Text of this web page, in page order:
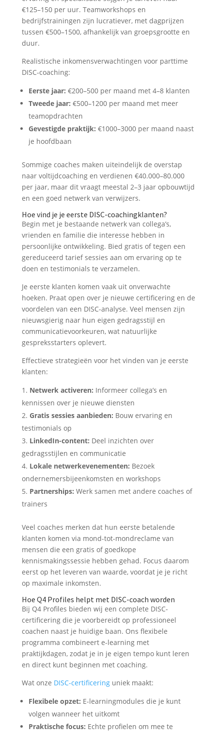
€125–150 per uur. Teamworkshops en
bedrijfstrainingen zijn lucratiever, met dagprijzen
tussen €500–1500, afhankelijk van groepsgrootte en
duur.
Realistische inkomensverwachtingen voor parttime
DISC-coaching:
Eerste jaar: €200–500 per maand met 4–8 klanten
Tweede jaar: €500–1200 per maand met meer
teamopdrachten
Gevestigde praktijk: €1000–3000 per maand naast
je hoofdbaan
Sommige coaches maken uiteindelijk de overstap
naar voltijdcoaching en verdienen €40.000–80.000
per jaar, maar dit vraagt meestal 2–3 jaar opbouwtijd
en een goed netwerk van verwijzers.
Hoe vind je je eerste DISC-coachingklanten?
Begin met je bestaande netwerk van collega’s,
vrienden en familie die interesse hebben in
persoonlijke ontwikkeling. Bied gratis of tegen een
gereduceerd tarief sessies aan om ervaring op te
doen en testimonials te verzamelen.
Je eerste klanten komen vaak uit onverwachte
hoeken. Praat open over je nieuwe certificering en de
voordelen van een DISC-analyse. Veel mensen zijn
nieuwsgierig naar hun eigen gedragsstijl en
communicatievoorkeuren, wat natuurlijke
gespreksstarters oplevert.
Effectieve strategieën voor het vinden van je eerste
klanten:
Netwerk activeren: Informeer collega’s en
kennissen over je nieuwe diensten
Gratis sessies aanbieden: Bouw ervaring en
testimonials op
LinkedIn-content: Deel inzichten over
gedragsstijlen en communicatie
Lokale netwerkevenementen: Bezoek
ondernemersbijeenkomsten en workshops
Partnerships: Werk samen met andere coaches of
trainers
Veel coaches merken dat hun eerste betalende
klanten komen via mond-tot-mondreclame van
mensen die een gratis of goedkope
kennismakingssessie hebben gehad. Focus daarom
eerst op het leveren van waarde, voordat je je richt
op maximale inkomsten.
Hoe Q4 Profiles helpt met DISC-coach worden
Bij Q4 Profiles bieden wij een complete DISC-
certificering die je voorbereidt op professioneel
coachen naast je huidige baan. Ons flexibele
programma combineert e-learning met
praktijkdagen, zodat je in je eigen tempo kunt leren
en direct kunt beginnen met coaching.
Wat onze DISC-certificeringuniek maakt:
Flexibele opzet: E-learningmodules die je kunt
volgen wanneer het uitkomt
Praktische focus: Echte profielen om mee te